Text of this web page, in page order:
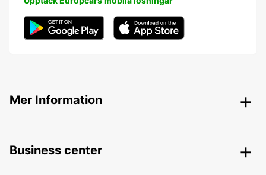
Mer Information
Business center